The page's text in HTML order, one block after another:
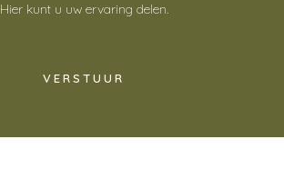
Hier kunt u uw ervaring delen.
VERSTUUR